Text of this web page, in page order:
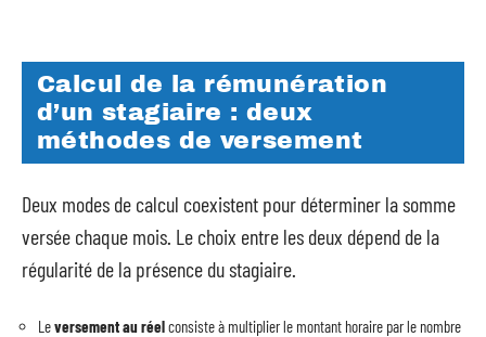
Calcul de la rémunération
d’un stagiaire : deux
méthodes de versement
Deux modes de calcul coexistent pour déterminer la somme
versée chaque mois. Le choix entre les deux dépend de la
régularité de la présence du stagiaire.
Leversement au réelconsiste à multiplier le montant horaire par le nombre